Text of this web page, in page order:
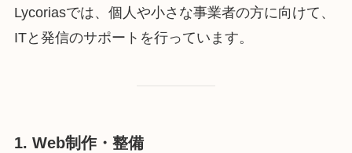
Lycoriasでは、個人や小さな事業者の方に向けて、
ITと発信のサポートを行っています。
1. Web制作・整備